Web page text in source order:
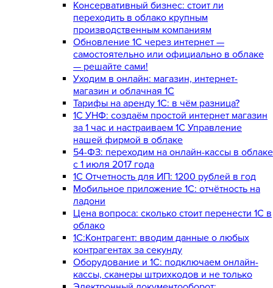
Консервативный бизнес: стоит ли
переходить в облако крупным
производственным компаниям
Обновление 1С через интернет —
самостоятельно или официально в облаке
— решайте сами!
Уходим в онлайн: магазин, интернет-
магазин и облачная 1С
Тарифы на аренду 1С: в чём разница?
1С УНФ: создаём простой интернет магазин
за 1 час и настраиваем 1С Управление
нашей фирмой в облаке
54-ФЗ: переходим на онлайн-кассы в облаке
с 1 июля 2017 года
1С Отчетность для ИП: 1200 рублей в год
Мобильное приложение 1С: отчётность на
ладони
Цена вопроса: сколько стоит перенести 1С в
облако
1С:Контрагент: вводим данные о любых
контрагентах за секунду
Оборудование и 1С: подключаем онлайн-
кассы, сканеры штрихкодов и не только